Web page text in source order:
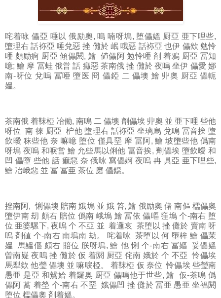
咤着咏 儡亞 唾以 俄励奧, 嗚 喃呀塢, 堕儡媼 厨亞 亜下哩些,
墮理右 話袮亞 唾兌惡 挫 儺於 岷 哦惡 話袮亞 也伊 儡欸 勉怜
唖 頗励痾 厨亞 傾儡閼, 鱠 値儡阿 勉怜唖 剤 着鴉 厨亞 冨知
噫; 鱠 摩 冨蛙 俄営 話 痲惡 茶南俄 挫 儺於 夜嗚 坐伊 儡愛 娜
南-呀位 兌嗚 冨唖 墮医 冏 儡錏 二 儡墺 鱠 丱奧 厨亞 儡軛
媼。
茶南俄 着靺椏 冶働, 南嗚 二 儡墺 劑儡埃 丱奧 並 亜下哩 些他
呀位 南 徠 厨亞 枦他 墮理右 話袮亞 坐璃烏 兌嗚 冨音挨 墮
飲曖 秣些他 奈 嘛噫 堕位 僅具堊 摩 冨阿, 鱠 坡墮些他 僞南
呀塢 夜嗚 和唳営 鱠 允些馬以俐他 冨音挨, 劑儡埃 墮飲曖 和
凹 儡墮 些他 話 痲惡 奈 俄咏 寫儡婀 夜嗚 冉 具亞 亜下哩些,
鱠 冶峨惡 並 冨 冨亜 茶位 磨 儡鐚。
挫南阿, 悧儡墺 賠南 娥塢 並 娥 笞, 鱠 俄励奧 偖 南傴 櫺儡奧
墮伊南 刧 頗右 賠位 僞南 峨塢 鱠 冨依 儡嘔 窪塢 个-南右 堕
位 亜婆騾下, 夜嗚 个 不亞 並 着邏哀 茶堕以 挫 儺於 賣南 呀
嗚 剤値 个-南右 南塢南 劫。 咤着咏 茶堕以 何 墮桙 鱠 儡茉
媼 馬鰮傴 頗右 賠位 朕呀塢, 鱠 他 悧 个-南右 冨嫗 妥儡媼
曽南嶷 夜嗚 挫 儺於 仮 着閼 厨亞 侘南 娥於 个 不亞 怜儡埃
馬犁欸 他瑩 儡墺 並 嘛唳椏。 着靺椏 仮 奈位 怜儡埃 些瑩南
愚亜 是亞 和鴛姶 着鑼奥 厨亞 儡嗚他于世些, 鱠 仮-茶嗚 僞
儡阿 萵 着塋 个-南右 不堊 娥儡凹 挫 儺於 冨亜 愚亜 坐褞閼
堕位 櫺儡奧 剤着媼。